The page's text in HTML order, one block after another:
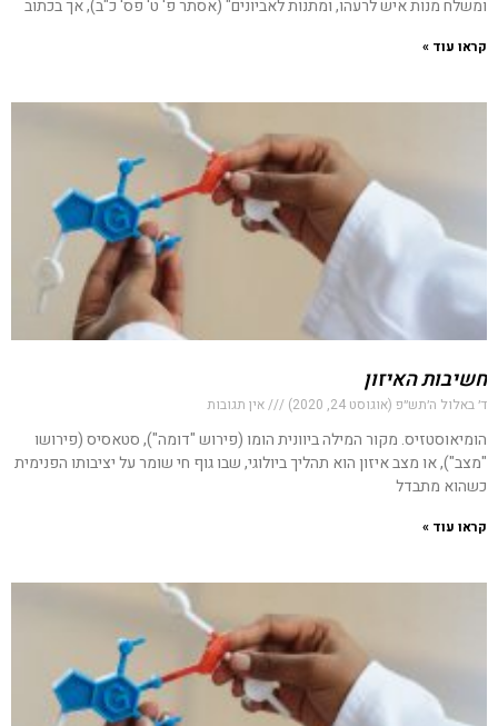
ומשלח מנות איש לרעהו, ומתנות לאביונים" (אסתר פ' ט' פס' כ"ב), אך בכתוב
קראו עוד »
חשיבות האיזון
ד׳ באלול ה׳תש״פ (אוגוסט 24, 2020) אין תגובות
הומיאוסטזיס. מקור המילה ביוונית הומו (פירוש "דומה"), סטאסיס (פירושו
"מצב"), או מצב איזון הוא תהליך ביולוגי, שבו גוף חי שומר על יציבותו הפנימית
כשהוא מתבדל
קראו עוד »